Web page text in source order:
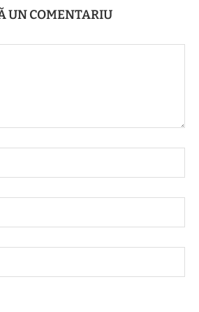
UN COMENTARIU